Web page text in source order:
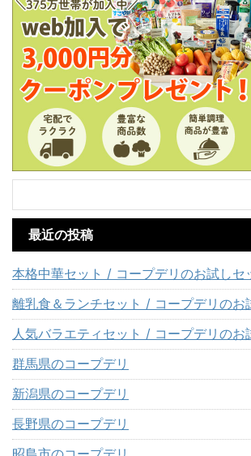
最近の投稿
本格中華セット / コープデリのお試しセ
離乳食＆ランチセット / コープデリのお
人気バラエティセット / コープデリのお
群馬県のコープデリ
新潟県のコープデリ
長野県のコープデリ